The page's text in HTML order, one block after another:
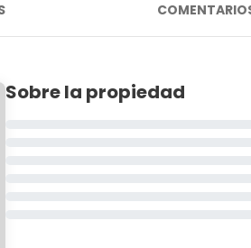
Sobre la propiedad